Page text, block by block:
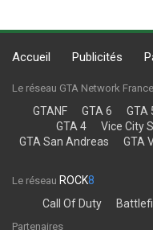
Accueil Publicités
Le réseau GTA Network France
GTANF GTA 6 GTA
GTA 4
Vice City
GTA San Andreas
GTA
Le réseau ROCK8
Call Of Duty
Partenaires